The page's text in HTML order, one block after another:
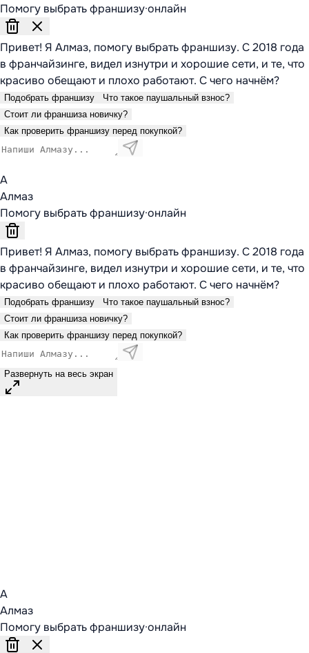
Помогу выбрать франшизу·онлайн
Привет! Я Алмаз, помогу выбрать франшизу. С 2018 года
в франчайзинге, видел изнутри и хорошие сети, и те, что
красиво обещают и плохо работают. С чего начнём?
Подобрать франшизу
Что такое паушальный взнос?
Стоит ли франшиза новичку?
Как проверить франшизу перед покупкой?
А
Алмаз
Помогу выбрать франшизу·онлайн
Привет! Я Алмаз, помогу выбрать франшизу. С 2018 года
в франчайзинге, видел изнутри и хорошие сети, и те, что
красиво обещают и плохо работают. С чего начнём?
Подобрать франшизу
Что такое паушальный взнос?
Стоит ли франшиза новичку?
Как проверить франшизу перед покупкой?
Развернуть на весь экран
А
Алмаз
Помогу выбрать франшизу·онлайн